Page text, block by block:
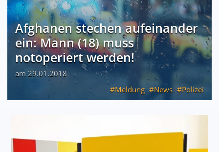
Afghanen stechen aufeinander
ein: Mann (18) muss
notoperiert werden!
am 29.01.2018
Meldung
News Polizei